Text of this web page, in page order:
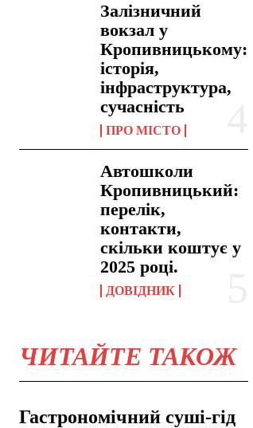
Залізничний
вокзал у
Кропивницькому:
історія,
інфраструктура,
сучасність
ПРО МІСТО
Автошколи
Кропивницький:
перелік,
контакти,
скільки коштує у
2025 році.
ДОВІДНИК
ЧИТАЙТЕ ТАКОЖ
Гастрономічний суші-гід